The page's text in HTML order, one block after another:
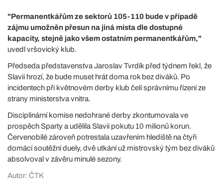
"Permanentkářům ze sektorů 105-110 bude v případě
zájmu umožněn přesun na jiná místa dle dostupné
kapacity, stejně jako všem ostatním permanentkářům,"
uvedl vršovický klub.
Předseda představenstva Jaroslav Tvrdík před týdnem řekl, že
Slavii hrozí, že bude muset hrát doma rok bez diváků. Po
incidentech při květnovém derby klub čelí správnímu řízení ze
strany ministerstva vnitra.
Disciplinární komise nedohrané derby zkontumovala ve
prospěch Sparty a udělila Slavii pokutu 10 milionů korun.
Červenobílé zároveň potrestala uzavřením hlediště na čtyři
domácí soutěžní duely, dvě utkání už mistrovský tým bez diváků
absolvoval v závěru minulé sezony.
Autor: ČTK